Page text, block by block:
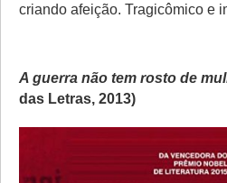
criando afeição. Tragicômico e
A guerra não tem rosto de
das Letras, 2013)